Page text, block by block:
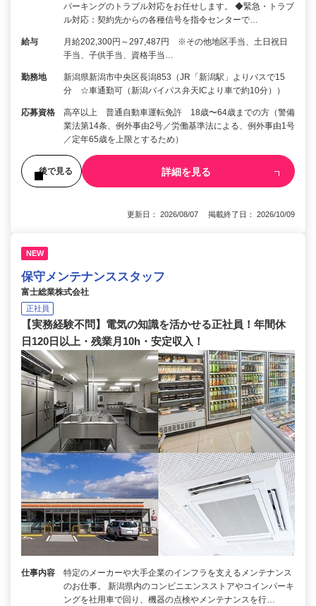
パーキングのトラブル対応をお任せします。 ◆緊急・トラブ
ル対応：契約先からの各種信号を指令センターで…
給与
月給202,300円～297,487円 ※その他地区手当、土日祝日
手当、子供手当、資格手当…
勤務地
新潟県新潟市中央区長潟853（JR「新潟駅」よりバスで15
分 ☆車通勤可（新潟バイパス弁天ICより車で約10分））
応募資格
高卒以上 普通自動車運転免許 18歳〜64歳までの方（警備
業法第14条、例外事由2号／労働基準法による、例外事由1号
／定年65歳を上限とするため）
後で見る 詳細を見る
更新日： 2026/08/07 掲載終了日： 2026/10/09
NEW
保守メンテナンススタッフ
富士総業株式会社
正社員
【実務経験不問】電気の知識を活かせる正社員！年間休
日120日以上・残業月10h・安定収入！
仕事内容
特定のメーカーや大手企業のインフラを支えるメンテナンス
のお仕事。 新潟県内のコンビニエンスストアやコインパーキ
ングを社用車で回り、機器の点検やメンテナンスを行…